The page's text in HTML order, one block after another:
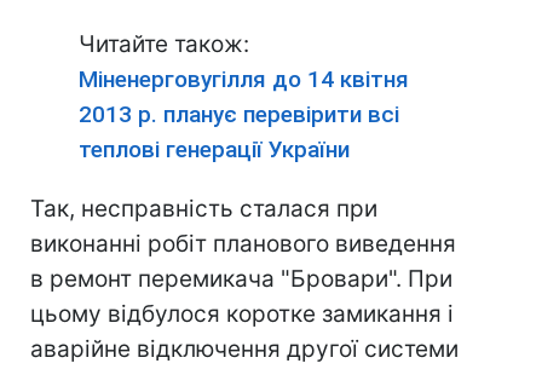
Читайте також:
Міненерговугілля до 14 квітня
2013 р. планує перевірити всі
теплові генерації України
Так, несправність сталася при
виконанні робіт планового виведення
в ремонт перемикача "Бровари". При
цьому відбулося коротке замикання і
аварійне відключення другої системи